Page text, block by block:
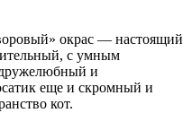
окрас — настоящий
с умным
и
еще и скромный и
кот.